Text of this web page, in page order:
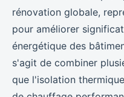
rénovation globale,
pour améliorer
énergétique des
s'agit de combiner
que l'isolation